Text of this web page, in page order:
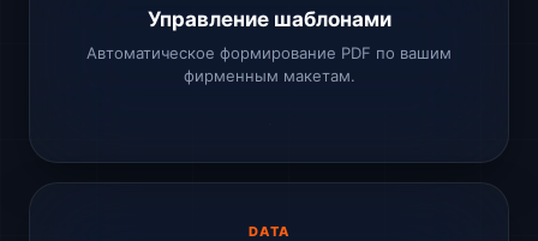
Управление шаблонами
Автоматическое формирование PDF по вашим
фирменным макетам.
DATA